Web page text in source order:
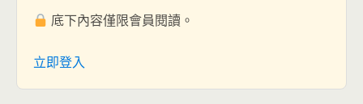
底下內容僅限會員閱讀。
立即登入